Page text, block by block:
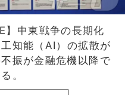
】中東戦争の長期化
知能（AI）の拡散が
振が金融危機以降で
。